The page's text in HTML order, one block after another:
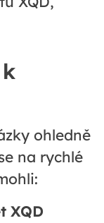
ohledně
na rychlé
XQD